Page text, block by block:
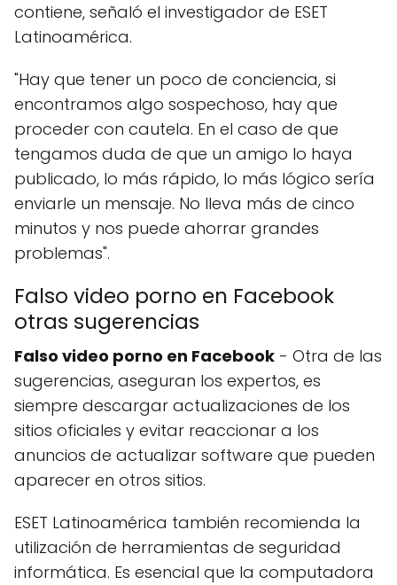
contiene, señaló el investigador de ESET
Latinoamérica.
"Hay que tener un poco de conciencia, si
encontramos algo sospechoso, hay que
proceder con cautela. En el caso de que
tengamos duda de que un amigo lo haya
publicado, lo más rápido, lo más lógico sería
enviarle un mensaje. No lleva más de cinco
minutos y nos puede ahorrar grandes
problemas".
Falso video porno en Facebook
otras sugerencias
Falso video porno en Facebook - Otra de las
sugerencias, aseguran los expertos, es
siempre descargar actualizaciones de los
sitios oficiales y evitar reaccionar a los
anuncios de actualizar software que pueden
aparecer en otros sitios.
ESET Latinoamérica también recomienda la
utilización de herramientas de seguridad
informática. Es esencial que la computadora